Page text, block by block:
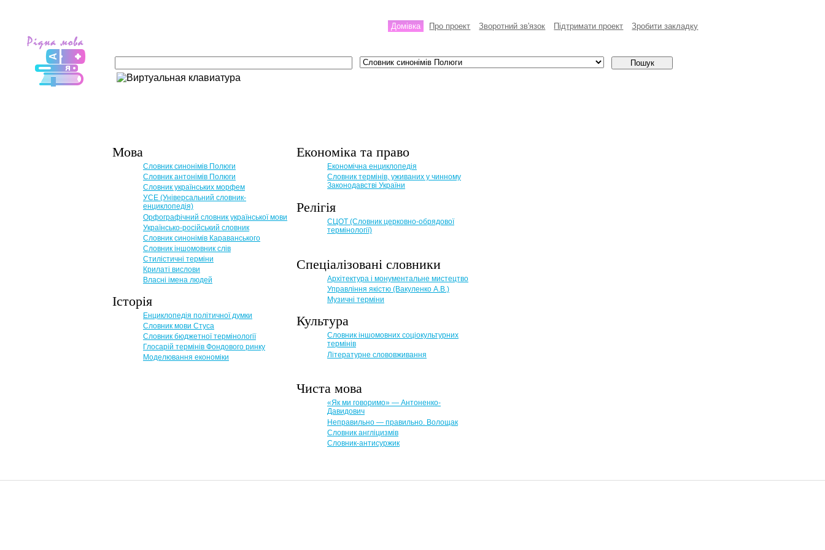
Домівка Про проект Зворотний зв'язок Пiдтримати проект Зробити закладку
Мова
Словник синонімів Полюги
Словник антонімів Полюги
Словник українських морфем
УСЕ (Універсальний словник-
енциклопедія)
Орфографічний словник української мови
Українсько-російський словник
Словник синонімів Караванського
Словник іншомовник слів
Стилістичні терміни
Крилаті вислови
Власні імена людей
Історія
Енциклопедія політичної думки
Словник мови Стуса
Словник бюджетної термінології
Глосарій термінів Фондового ринку
Моделювання економіки
Економіка та право
Eкономічна енциклопедія
Словник термінів, уживаних у чинному
Законодавстві України
Релігія
СЦОТ (Словник церковно-обрядової
термінології)
Спеціалізовані словники
Архітектура і монументальне мистецтво
Управління якістю (Вакуленко А.В.)
Музичні терміни
Культура
Словник іншомовних соціокультурних
термінів
Літературне слововживання
Чиста мова
«Як ми говоримо» — Антоненко-
Давидович
Неправильно — правильно. Волощак
Словник англіцизмів
Словник-антисуржик